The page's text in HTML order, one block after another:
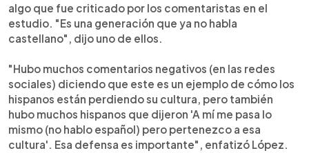
algo que fue criticado por los comentaristas en el
estudio. "Es una generación que ya no habla
castellano", dijo uno de ellos.
"Hubo muchos comentarios negativos (en las redes
sociales) diciendo que este es un ejemplo de cómo los
hispanos están perdiendo su cultura, pero también
hubo muchos hispanos que dijeron 'A mí me pasa lo
mismo (no hablo español) pero pertenezco a esa
cultura'. Esa defensa es importante", enfatizó López.